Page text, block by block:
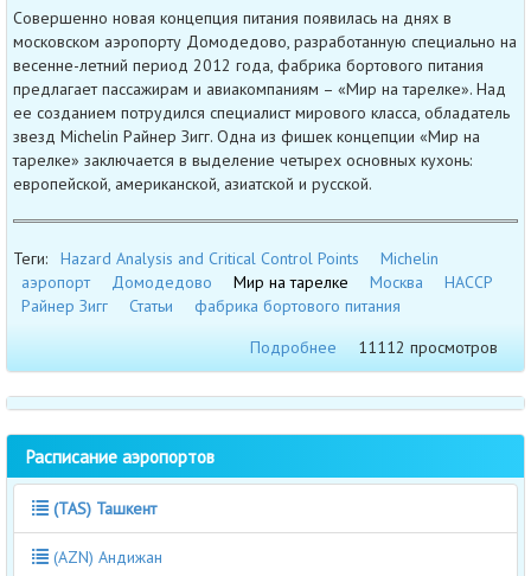
Совершенно новая концепция питания появилась на днях в
московском аэропорту Домодедово, разработанную специально на
весенне-летний период 2012 года, фабрика бортового питания
предлагает пассажирам и авиакомпаниям – «Мир на тарелке». Над
ее созданием потрудился специалист мирового класса, обладатель
звезд Michelin Райнер Зигг. Одна из фишек концепции «Мир на
тарелке» заключается в выделение четырех основных кухонь:
европейской, американской, азиатской и русской.
Теги: Hazard Analysis and Critical Control Points
Michelin
аэропорт
Домодедово Мир на тарелке Москва
НАССР
Райнер Зигг
Статьи
фабрика бортового питания
Подробнее
11112 просмотров
Расписание аэропортов
(TAS) Ташкент
(AZN) Андижан